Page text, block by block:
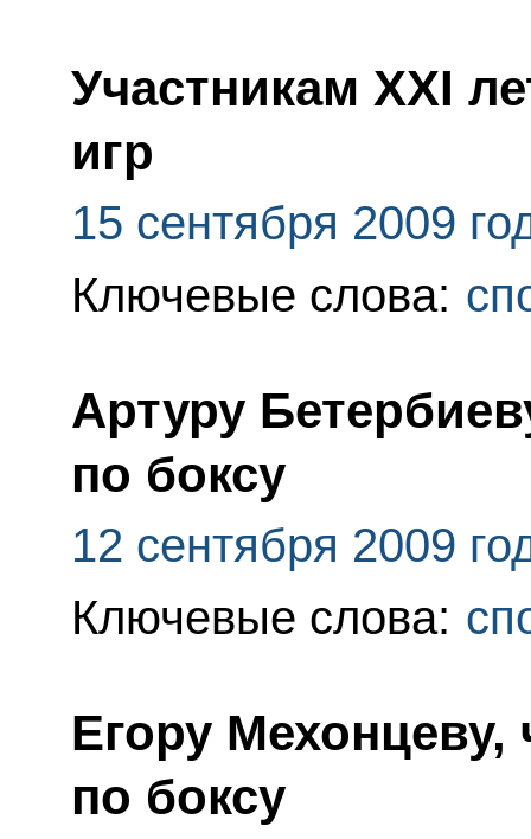
Участникам XXI
игр
15 сентября 2009
Ключевые слова:
Артуру
по боксу
12 сентября 2009
Ключевые слова:
Егору
по боксу